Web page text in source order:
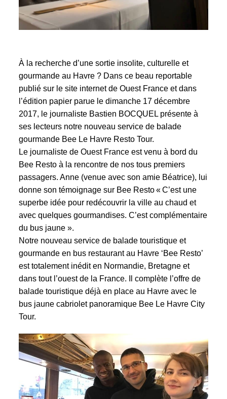
À la recherche d’une sortie insolite, culturelle et
gourmande au Havre ? Dans ce beau reportable
publié sur le site internet deOuest France et dans
l’édition papier parue le dimanche 17 décembre
2017, le journaliste Bastien BOCQUEL présente à
ses lecteurs notre nouveau service de balade
gourmande Bee Le Havre Resto Tour.
Le journaliste de Ouest France est venu à bord du
Bee Resto à la rencontre de nos tous premiers
passagers. Anne (venue avec son amie Béatrice), lui
donne son témoignage sur Bee Resto « C’est une
superbe idée pour redécouvrir la ville au chaud et
avec quelques gourmandises. C’est complémentaire
du bus jaune ».
Notre nouveau service de balade touristique et
gourmande en bus restaurant au Havre ‘Bee Resto’
est totalement inédit en Normandie, Bretagne et
dans tout l’ouest de la France. Il complète l’offre de
balade touristique déjà en place au Havre avec le
bus jaune cabriolet panoramique Bee Le Havre City
Tour.